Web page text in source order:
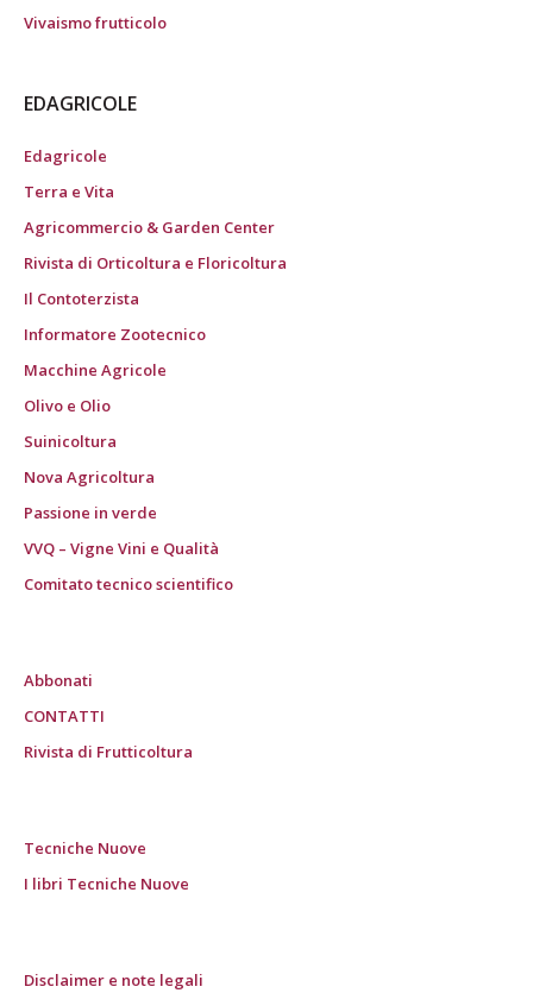
Vivaismo frutticolo
EDAGRICOLE
Edagricole
Terra e Vita
Agricommercio & Garden Center
Rivista di Orticoltura e Floricoltura
Il Contoterzista
Informatore Zootecnico
Macchine Agricole
Olivo e Olio
Suinicoltura
Nova Agricoltura
Passione in verde
VVQ – Vigne Vini e Qualità
Comitato tecnico scientifico
Abbonati
CONTATTI
Rivista di Frutticoltura
Tecniche Nuove
I libri Tecniche Nuove
Disclaimer e note legali